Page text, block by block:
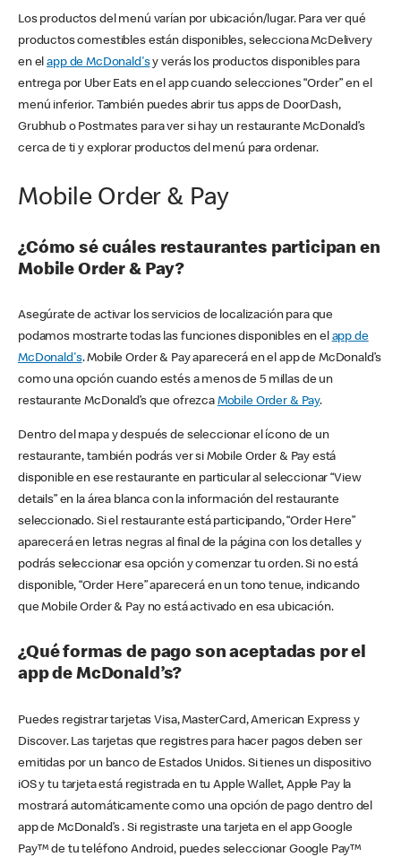
Los productos del menú varían por ubicación/lugar. Para ver qué
productos comestibles están disponibles, selecciona McDelivery
en elapp de McDonald'sy verás los productos disponibles para
entrega por Uber Eats en el app cuando selecciones “Order” en el
menú inferior. También puedes abrir tus apps de DoorDash,
Grubhub o Postmates para ver si hay un restaurante McDonald’s
cerca de ti y explorar productos del menú para ordenar.
Mobile Order & Pay
¿Cómo sé cuáles restaurantes participan en
Mobile Order & Pay?
Asegúrate de activar los servicios de localización para que
podamos mostrarte todas las funciones disponibles en el app de
McDonald's. Mobile Order & Pay aparecerá en el app de McDonald’s
como una opción cuando estés a menos de 5 millas de un
restaurante McDonald’s que ofrezca Mobile Order & Pay.
Dentro del mapa y después de seleccionar el ícono de un
restaurante, también podrás ver si Mobile Order & Pay está
disponible en ese restaurante en particular al seleccionar “View
details” en la área blanca con la información del restaurante
seleccionado. Si el restaurante está participando, “Order Here”
aparecerá en letras negras al final de la página con los detalles y
podrás seleccionar esa opción y comenzar tu orden. Si no está
disponible, “Order Here” aparecerá en un tono tenue, indicando
que Mobile Order & Pay no está activado en esa ubicación.
¿Qué formas de pago son aceptadas por el
app de McDonald’s?
Puedes registrar tarjetas Visa, MasterCard, American Express y
Discover. Las tarjetas que registres para hacer pagos deben ser
emitidas por un banco de Estados Unidos. Si tienes un dispositivo
iOS y tu tarjeta está registrada en tu Apple Wallet, Apple Pay la
mostrará automáticamente como una opción de pago dentro del
app de McDonald’s . Si registraste una tarjeta en el app Google
Pay™ de tu teléfono Android, puedes seleccionar Google Pay™